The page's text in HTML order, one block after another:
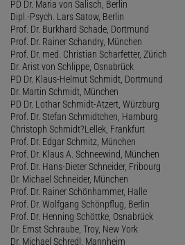
PD Dr. Maria von Salisch, Berlin
Dipl.-Psych. Lars Satow, Berlin
Prof. Dr. Burkhard Schade, Dortmund
Prof. Dr. Rainer Schandry, München
Prof. Dr. med. Christian Scharfetter, Zürich
Dr. Arist von Schlippe, Osnabrück
PD Dr. Klaus-Helmut Schmidt, Dortmund
Dr. Martin Schmidt, München
PD Dr. Lothar Schmidt-Atzert, Würzburg
Prof. Dr. Stefan Schmidtchen, Hamburg
Christoph Schmidt?Lellek, Frankfurt
Prof. Dr. Edgar Schmitz, München
Prof. Dr. Klaus A. Schneewind, München
Prof. Dr. Hans-Dieter Schneider, Fribourg
Dr. Michael Schneider, München
Prof. Dr. Rainer Schönhammer, Halle
Prof. Dr. Wolfgang Schönpflug, Berlin
Prof. Dr. Henning Schöttke, Osnabrück
Dr. Ernst Schraube, Troy, New York
Dr. Michael Schredl, Mannheim